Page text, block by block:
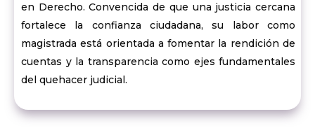
en Derecho. Convencida de que una justicia cercana
fortalece la confianza ciudadana, su labor como
magistrada está orientada a fomentar la rendición de
cuentas y la transparencia como ejes fundamentales
del quehacer judicial.